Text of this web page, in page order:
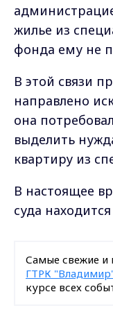
жилье из
фонда ему не
В этой связи
направлено
она
выделить
квартиру из
В настоящее
суда
Самые свежие и
ГТРК
курсе всех